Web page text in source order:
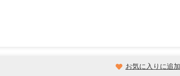
お気に入りに追加